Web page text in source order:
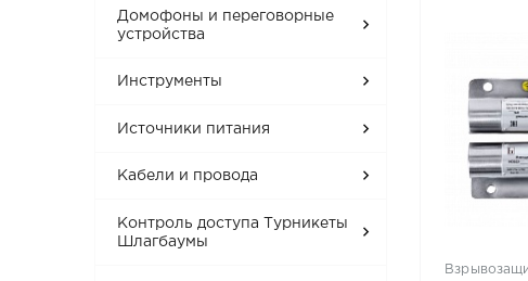
Домофоны и переговорные
устройства
Инструменты
Источники питания
Кабели и провода
Контроль доступа Турникеты
Шлагбаумы